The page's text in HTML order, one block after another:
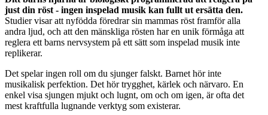
just din röst - ingen inspelad musik kan fullt ut ersätta den.
Studier visar att nyfödda föredrar sin mammas röst framför alla
andra ljud, och att den mänskliga rösten har en unik förmåga att
reglera ett barns nervsystem på ett sätt som inspelad musik inte
replikerar.
Det spelar ingen roll om du sjunger falskt. Barnet hör inte
musikalisk perfektion. Det hör trygghet, kärlek och närvaro. En
enkel visa sjungen mjukt och lugnt, om och om igen, är ofta det
mest kraftfulla lugnande verktyg som existerar.